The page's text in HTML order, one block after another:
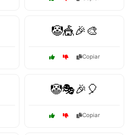
🤡🎪🎉🎨
Copiar
🤡🎭🎉🎈
Copiar